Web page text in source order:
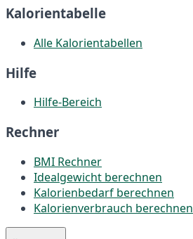
Kalorientabelle
Alle Kalorientabellen
Hilfe
Hilfe-Bereich
Rechner
BMI Rechner
Idealgewicht berechnen
Kalorienbedarf berechnen
Kalorienverbrauch berechnen